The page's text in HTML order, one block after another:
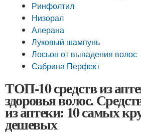
Ринфолтил
Низорал
Алерана
Луковый шампунь
Лосьон от выпадения волос
Сабрина Перфект
ТОП-10 средств из
здоровья волос.
из аптеки: 10 самых
дешевых